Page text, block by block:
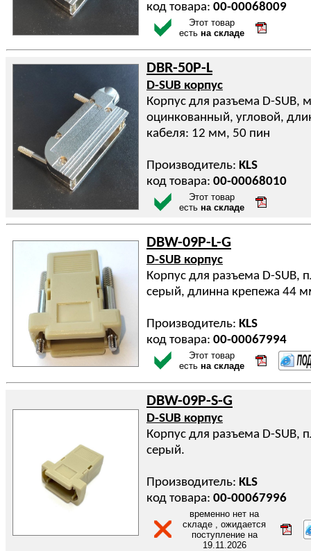
код товара: 00-00068009
Этот товар
есть на складе
DBR-50P-L
D-SUB корпус
Корпус для разъема D-SUB,
оцинкованный, угловой,
кабеля: 12 мм, 50 пин
Производитель: KLS
код товара: 00-00068010
Этот товар
есть на складе
DBW-09P-L-G
D-SUB корпус
Корпус для разъема D-SUB,
серый, длинна крепежа 44
Производитель: KLS
код товара: 00-00067994
Этот товар
есть на складе
DBW-09P-S-G
D-SUB корпус
Корпус для разъема D-SUB,
серый.
Производитель: KLS
код товара: 00-00067996
временно нет на
складе , ожидается
поступление на
19.11.2026